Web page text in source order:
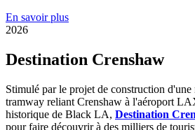
En savoir plus
2026
Destination Crenshaw
Stimulé par le projet de construction
tramway reliant Crenshaw à l'aéroport
historique de Black LA, Destination
pour faire découvrir à des milliers de